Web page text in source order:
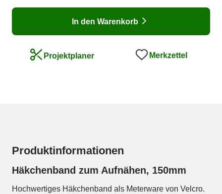
In den Warenkorb
Projektplaner Merkzettel
Produktinformationen
Häkchenband zum Aufnähen, 150mm
Hochwertiges Häkchenband als Meterware von Velcro.